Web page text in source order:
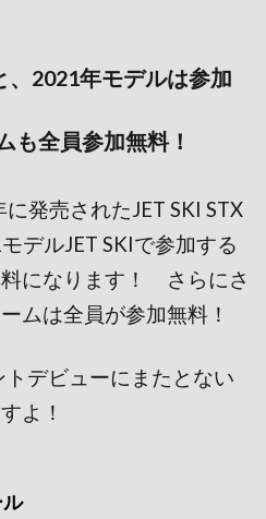
、2021年モデルは参加
も全員参加無料！
発売されたJET SKI STX
デルJET SKIで参加する
になります！ さらにさ
ムは全員が参加無料！
デビューにまたとない
よ！